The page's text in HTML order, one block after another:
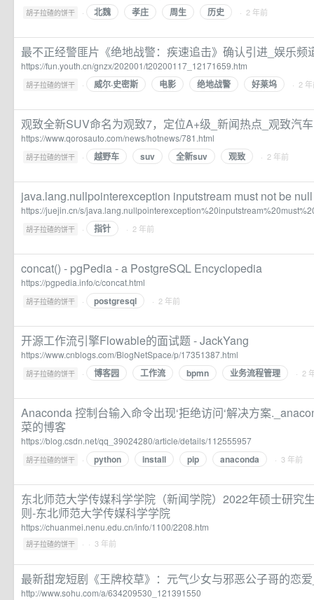
胡子拉碴的饼干 · 北魏 孝庄 周生 历史 · 2 年前
最不正经警匪片《绝地战警：疾速追击》确认引进_娱乐频
https://fun.youth.cn/gnzx/202001/t20200117_12171659.htm
胡子拉碴的饼干 · 威尔·史密斯 电影 绝地战警 好莱坞 · 2
观致全新SUV命名为观致7，定位A+级_新闻热点_观致汽
https://www.qorosauto.com/news/hotnews/781.html
胡子拉碴的饼干 · 越野车 suv 全新suv 观致 · 2 年前
java.lang.nullpointerexception inputstream must not be null
https://juejin.cn/s/
胡子拉碴的饼干 · 指针 · 2 年前
concat() - pgPedia - a PostgreSQL Encyclopedia
https://pgpedia.info/c/concat.html
胡子拉碴的饼干 · postgresql · 2 年前
开源工作流引擎Flowable的面试题 - JackYang
https://www.cnblogs.com/BlogNetSpace/p/17351387.html
胡子拉碴的饼干 · 博客园 工作流 bpmn 业务流程管理 · 2
Anaconda 控制台输入命令出现‘拒绝访问‘解决方案
菜的博客
https://blog.csdn.net/qq_39024280/article/details/112555957
胡子拉碴的饼干 · python install pip anaconda · 3 年前
东北师范大学传媒科学学院（新闻学院）2022年硕士研究
则-东北师范大学传媒科学学院
https://chuanmei.nenu.edu.cn/info/1100/2208.htm
胡子拉碴的饼干 · · 3 年前
最新甜宠短剧《王牌校草》：元气少女与邪恶公子哥的恋
http://www.sohu.com/a/634209530_121391550